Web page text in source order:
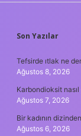
Son Yazılar
Tefsirde ıtlak ne
Ağustos 8, 2026
Karbondioksit nasıl
Ağustos 7, 2026
Bir kadının
Ağustos 6, 2026